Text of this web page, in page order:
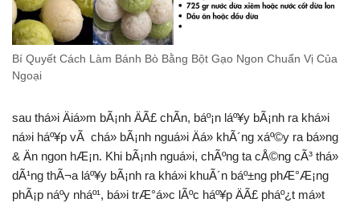
Bí Quyết Cách Làm Bánh Bò Bằng Bột Gạo Ngon Chuẩn Vị Của
Ngoại
sau thá»i Äiá»m bÃ¡nh ÄÃ£ chÃ­n, báº¡n láº¥y bÃ¡nh ra khá»i
ná»i háº¥p vÃ chá» bÃ¡nh nguá»i Äá» khÃ´ng xáº©y ra bá»ng
& Än ngon hÆ¡n. Khi bÃ¡nh nguá»i, chÃºng ta cÅ©ng cÃ³ thá»
dÃ¹ng thÃ¬a láº¥y bÃ¡nh ra khá»i khuÃ´n báº±ng phÆ°Æ¡ng
phÃ¡p náº­y nháº¹, bá»i trÆ°á»c lÃºc háº¥p ÄÃ£ pháº¿t má»t